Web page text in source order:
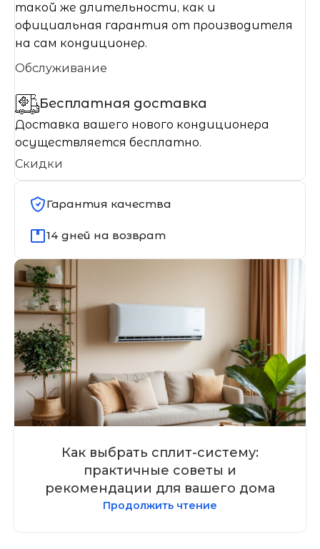
такой же длительности, как и
официальная гарантия от производителя
на сам кондиционер.
Обслуживание
Бесплатная доставка
Доставка вашего нового кондиционера
осуществляется бесплатно.
Скидки
Гарантия качества
14 дней на возврат
Как выбрать сплит-систему:
практичные советы и
рекомендации для вашего дома
Продолжить чтение